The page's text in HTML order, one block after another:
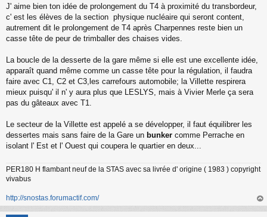
s
g
e
n
n
u
J' aime bien ton idée de prolongement du T4 à proximité du transbordeur,
c' est les élèves de la section physique nucléaire qui seront content,
autrement dit le prolongement de T4 après Charpennes reste bien un
casse tête de peur de trimballer des chaises vides.
La boucle de la desserte de la gare même si elle est une excellente idée,
apparaît quand même comme un casse tête pour la régulation, il faudra
faire avec C1, C2 et C3,les carrefours automobile; la Villette respirera
mieux puisqu' il n' y aura plus que LESLYS, mais à Vivier Merle ça sera
pas du gâteaux avec T1.
Le secteur de la Villette est appelé a se développer, il faut équilibrer les
dessertes mais sans faire de la Gare un bunker comme Perrache en
isolant l' Est et l' Ouest qui coupera le quartier en deux...
PER180 H flambant neuf de la STAS avec sa livrée d' origine ( 1983 ) copyright
vivabus
http://snostas.forumactif.com/
au